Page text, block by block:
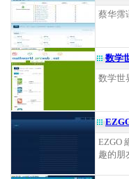
蔡华霈
数学
数学世
EZGO
趣的朋